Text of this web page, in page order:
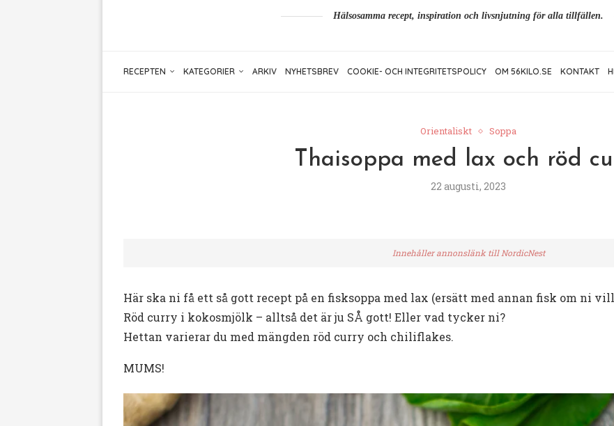
Hälsosamma recept, inspiration och livsnjutning för alla tillfällen.
RECEPTEN KATEGORIER ARKIV NYHETSBREV COOKIE- OCH INTEGRITETSPOLICY OM 56KILO.SE KONTAKT
Orientaliskt Soppa
Thaisoppa med lax och röd
22 augusti, 2023
Innehåller annonslänk till NordicNest
Här ska ni få ett så gott recept på en fisksoppa med lax (ersätt med annan fisk om ni
Röd curry i kokosmjölk – alltså det är ju SÅ gott! Eller vad tycker ni?
Hettan varierar du med mängden röd curry och chiliflakes.
MUMS!